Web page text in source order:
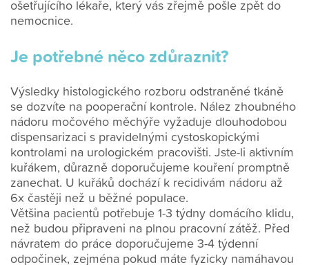
ošetřujícího lékaře, který vás zřejmě pošle zpět do
nemocnice.
Je potřebné něco zdůraznit?
Výsledky histologického rozboru odstraněné tkáně
se dozvíte na pooperační kontrole. Nález zhoubného
nádoru močového měchýře vyžaduje dlouhodobou
dispensarizaci s pravidelnými cystoskopickými
kontrolami na urologickém pracovišti. Jste-li aktivním
kuřákem, důrazně doporučujeme kouření promptně
zanechat. U kuřáků dochází k recidivám nádoru až
6x častěji než u běžné populace.
Většina pacientů potřebuje 1-3 týdny domácího klidu,
než budou připraveni na plnou pracovní zátěž. Před
návratem do práce doporučujeme 3-4 týdenní
odpočinek, zejména pokud máte fyzicky namáhavou